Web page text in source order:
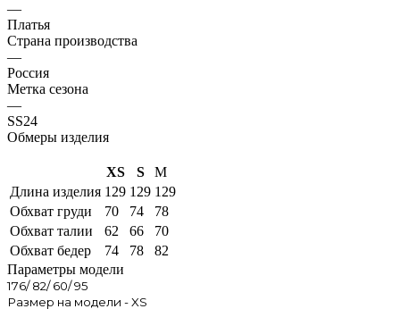
—
Платья
Страна производства
—
Россия
Метка сезона
—
SS24
Обмеры изделия
XS S
M
Длина изделия 129 129 129
Обхват груди
70 74
78
Обхват талии
62 66
70
Обхват бедер
74 78
82
Параметры модели
176/ 82/ 60/ 95
Размер на модели - XS